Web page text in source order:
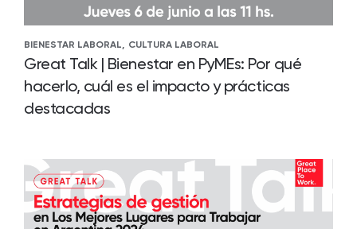
BIENESTAR LABORAL, CULTURA LABORAL
Great Talk | Bienestar en PyMEs: Por qué
hacerlo, cuál es el impacto y prácticas
destacadas